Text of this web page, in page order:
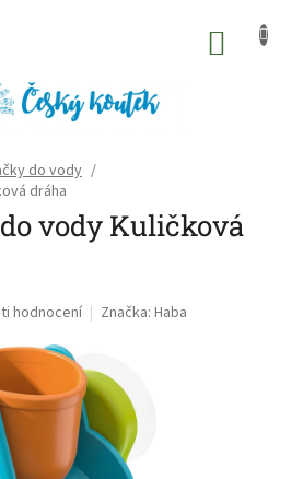
do vody /
dráha
vody Kuličková
hodnocení Značka: Haba